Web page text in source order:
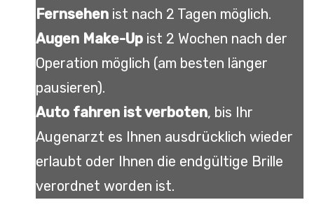
Fernsehen ist nach 2 Tagen möglich.
Augen Make-Up ist 2 Wochen nach der
Operation möglich (am besten länger
pausieren).
Auto fahren ist verboten, bis Ihr
Augenarzt es Ihnen ausdrücklich wieder
erlaubt oder Ihnen die endgültige Brille
verordnet worden ist.